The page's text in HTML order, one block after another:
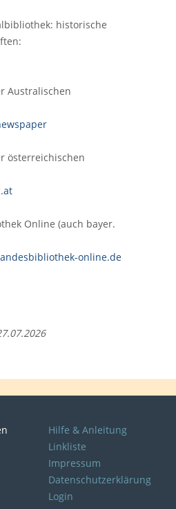
historische
Australischen
österreichischen
Online (auch bayer.
online.de
Hilfe & Anleitung
Linkliste
Impressum
Datenschutzerklärung
Login